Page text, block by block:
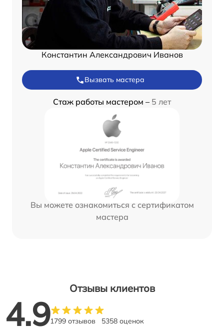
Константин Александрович Иванов
Вызвать мастера
Стаж работы мастером – 5 лет
Вы можете ознакомиться с сертификатом
мастера
Отзывы клиентов
4.91799 отзывов 5358 оценок